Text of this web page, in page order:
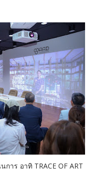
าร อาทิ TRACE OF ART